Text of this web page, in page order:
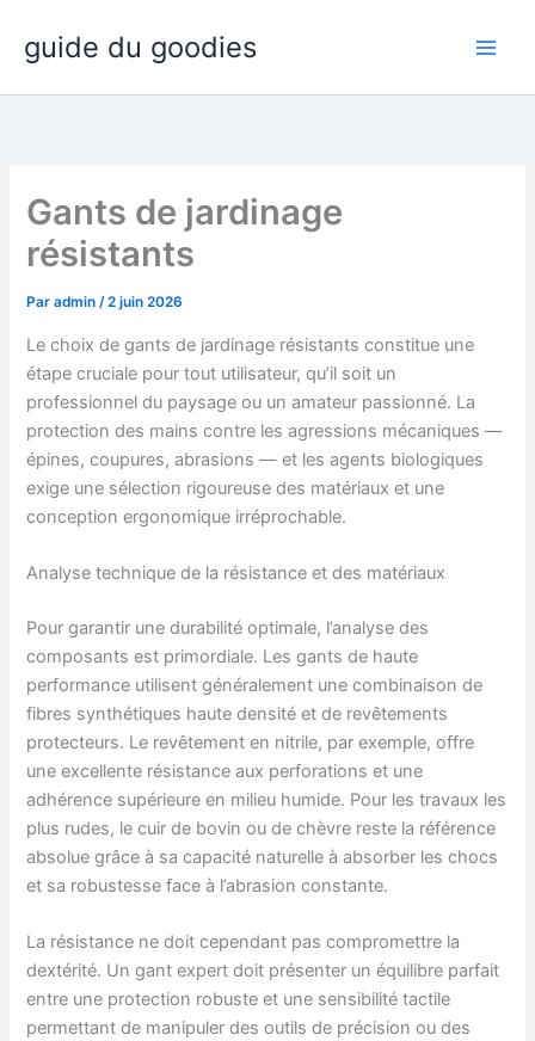
contenu
guide du goodies
Gants de jardinage
résistants
Paradmin/2 juin 2026
Le choix de gants de jardinage résistants constitue une
étape cruciale pour tout utilisateur, qu’il soit un
professionnel du paysage ou un amateur passionné. La
protection des mains contre les agressions mécaniques —
épines, coupures, abrasions — et les agents biologiques
exige une sélection rigoureuse des matériaux et une
conception ergonomique irréprochable.
Analyse technique de la résistance et des matériaux
Pour garantir une durabilité optimale, l’analyse des
composants est primordiale. Les gants de haute
performance utilisent généralement une combinaison de
fibres synthétiques haute densité et de revêtements
protecteurs. Le revêtement en nitrile, par exemple, offre
une excellente résistance aux perforations et une
adhérence supérieure en milieu humide. Pour les travaux les
plus rudes, le cuir de bovin ou de chèvre reste la référence
absolue grâce à sa capacité naturelle à absorber les chocs
et sa robustesse face à l’abrasion constante.
La résistance ne doit cependant pas compromettre la
dextérité. Un gant expert doit présenter un équilibre parfait
entre une protection robuste et une sensibilité tactile
permettant de manipuler des outils de précision ou des